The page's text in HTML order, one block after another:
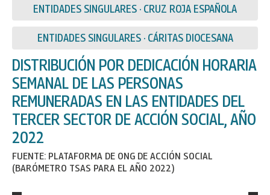
ENTIDADES SINGULARES · CRUZ ROJA ESPAÑOLA
ENTIDADES SINGULARES · CÁRITAS DIOCESANA
DISTRIBUCIÓN POR DEDICACIÓN HORARIA
SEMANAL DE LAS PERSONAS
REMUNERADAS EN LAS ENTIDADES DEL
TERCER SECTOR DE ACCIÓN SOCIAL, AÑO
2022
FUENTE: PLATAFORMA DE ONG DE ACCIÓN SOCIAL
(BARÓMETRO TSAS PARA EL AÑO 2022)